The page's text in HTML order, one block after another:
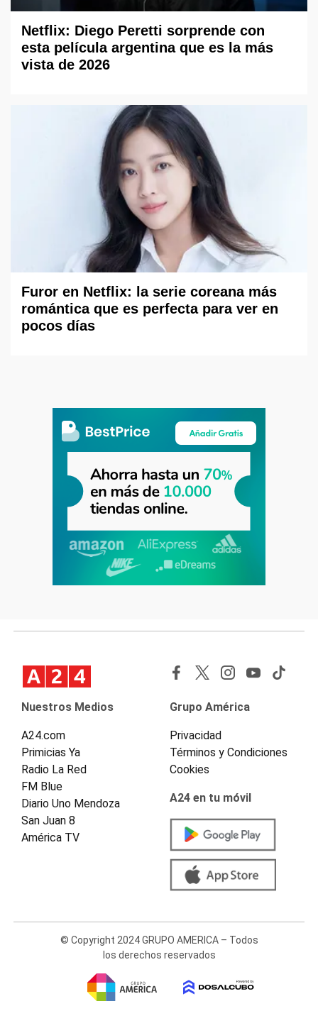
Netflix: Diego Peretti sorprende con
esta película argentina que es la más
vista de 2026
Furor en Netflix: la serie coreana más
romántica que es perfecta para ver en
pocos días
Nuestros Medios
A24.com
Primicias Ya
Radio La Red
FM Blue
Diario Uno Mendoza
San Juan 8
América TV
Grupo América
Privacidad
Términos y Condiciones
Cookies
A24 en tu móvil
© Copyright 2024 GRUPO AMERICA – Todos
los derechos reservados